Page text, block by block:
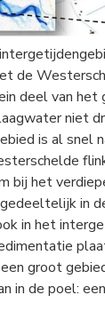
de
deel van
niet
is al snel
bij het
in
in het
groot
in de poel: